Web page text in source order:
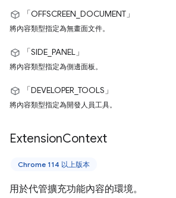
「OFFSCREEN_DOCUMENT」
將內容類型指定為無畫面文件。
「SIDE_PANEL」
將內容類型指定為側邊面板。
「DEVELOPER_TOOLS」
將內容類型指定為開發人員工具。
ExtensionContext
Chrome 114 以上版本
用於代管擴充功能內容的環境。